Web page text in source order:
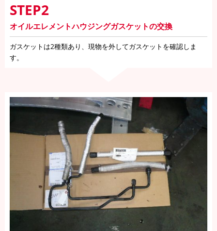
STEP2
オイルエレメントハウジングガスケットの交換
ガスケットは2種類あり、現物を外してガスケットを確認しま
す。